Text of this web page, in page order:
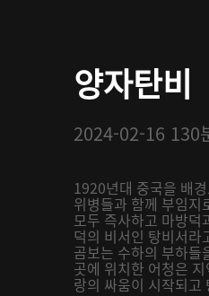
양자탄비
2024-02-16 130
1920년대 중국을 배
위병들과 함께 부임지
모두 즉사하고 마방덕
덕의 비서인 탕비서라
곰보는 수하의 부하들
곳에 위치한 어청은
랑의 싸움이 시작되